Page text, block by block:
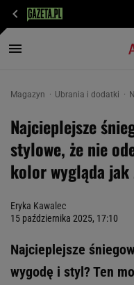
Magazyn Ubrania i dodatki
Najcieplejsze
stylowe, że nie
kolor wygląda jak
Eryka Kawalec
15 października 2025, 17:10
Najcieplejsze
wygodę i styl? Ten